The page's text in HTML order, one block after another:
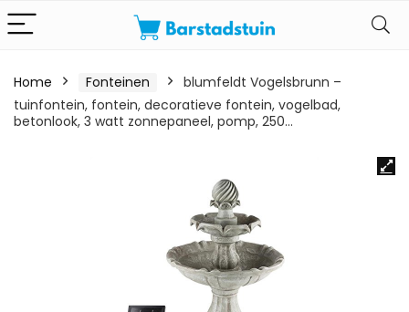
Home Fonteinen
blumfeldt Vogelsbrunn –
tuinfontein, fontein, decoratieve fontein, vogelbad,
betonlook, 3 watt zonnepaneel, pomp, 250…